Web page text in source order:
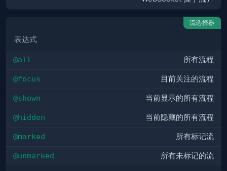
流选择器
表达式
@all 所有流程
@focus 目前关注的流程
@shown 当前显示的所有流程
@hidden 当前隐藏的所有流程
@marked 所有标记流
@unmarked 所有未标记的流